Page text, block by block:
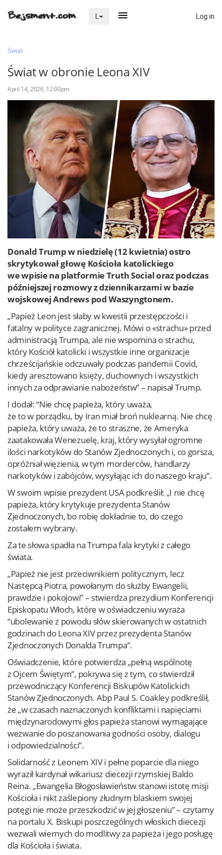
Na skróty
Zaloguj przez Clascal
Log in
Świat
Świat w obronie Leona XIV
April 14, 2026, 12:00pm
Donald Trump w niedzielę (12 kwietnia) ostro
skrytykował głowę Kościoła katolickiego
we wpisie na platformie Truth Social oraz podczas
późniejszej rozmowy z dziennikarzami w bazie
wojskowej Andrews pod Waszyngtonem.
„Papież Leon jest słaby w kwestii przestępczości i
fatalny w polityce zagranicznej. Mówi o «strachu» przed
administracją Trumpa, ale nie wspomina o strachu,
który Kościół katolicki i wszystkie inne organizacje
chrześcijańskie odczuwały podczas pandemii Covid,
kiedy aresztowano księży, duchownych i wszystkich
innych za odprawianie nabożeństw” – napisał Trump.
I dodał: “Nie chcę papieża, który uważa,
że to w porządku, by Iran miał broń nuklearną. Nie chcę
papieża, który uważa, że to straszne, że Ameryka
zaatakowała Wenezuelę, kraj, który wysyłał ogromne
ilości narkotyków do Stanów Zjednoczonych i, co gorsza,
opróżniał więzienia, w tym morderców, handlarzy
narkotyków i zabójców, wysyłając ich do naszego kraju”.
W swoim wpisie prezydent USA podkreślił: „I nie chcę
papieża, który krytykuje prezydenta Stanów
Zjednoczonych, bo robię dokładnie to, do czego
zostałem wybrany.
Za te słowa spadła na Trumpa fala krytyki z całego
świata.
„Papież nie jest przeciwnikiem politycznym, lecz
Następcą Piotra, powołanym do służby Ewangelii,
prawdzie i pokojowi” – stwierdza prezydium Konferencji
Episkopatu Włoch, które w oświadczeniu wyraża
“ubolewanie z powodu słów skierowanych w ostatnich
godzinach do Leona XIV przez prezydenta Stanów
Zjednoczonych Donalda Trumpa”.
Oświadczenie, które potwierdza „pełną wspólnotę
z Ojcem Świętym”, pokrywa się z tym, co stwierdził
przewodniczący Konferencji Biskupów Katolickich
Stanów Zjednoczonych. Abp Paul S. Coakley podkreślił,
że „w czasach naznaczonych konfliktami i napięciami
międzynarodowymi głos papieża stanowi wymagające
wezwanie do poszanowania godności osoby, dialogu
i odpowiedzialności”.
Solidarność z Leonem XIV i pełne poparcie dla niego
wyraził kardynał wikariusz diecezji rzymskiej Baldo
Reina. „Ewangelia Błogosławieństw stanowi istotę misji
Kościoła i nikt zaślepiony złudnym blaskiem swojej
potęgi nie może przeszkodzić w jej głoszeniu” – czytamy
na portalu X. Biskupi poszczególnych włoskich diecezji
wezwali wiernych do modlitwy za papieża i jego posługę
dla Kościoła i świata.